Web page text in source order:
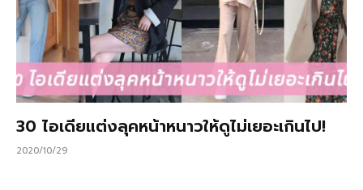
30 ไอเดียแต่งลุคหน้าหนาวให้ดูไม่เยอะเกินไป!
2020/10/29